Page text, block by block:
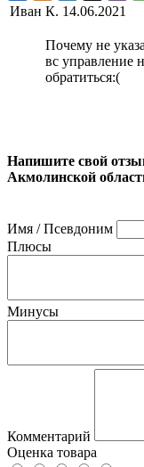
Иван К. 14.06.2021
Почему не
вс управление
обратиться:(
Напишите свой
Акмолинской
Имя / Псевдоним
Плюсы
Минусы
Комментарий
Оценка товара